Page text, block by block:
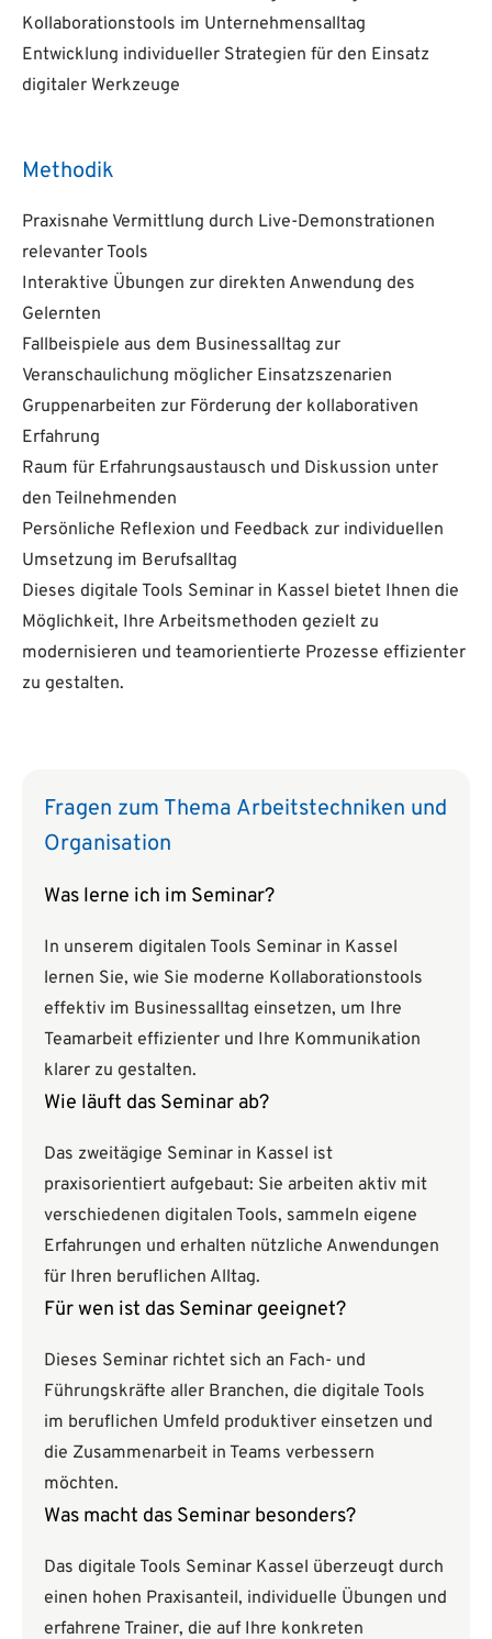
Kollaborationstools im Unternehmensalltag
Entwicklung individueller Strategien für den Einsatz
digitaler Werkzeuge
Methodik
Praxisnahe Vermittlung durch Live-Demonstrationen
relevanter Tools
Interaktive Übungen zur direkten Anwendung des
Gelernten
Fallbeispiele aus dem Businessalltag zur
Veranschaulichung möglicher Einsatzszenarien
Gruppenarbeiten zur Förderung der kollaborativen
Erfahrung
Raum für Erfahrungsaustausch und Diskussion unter
den Teilnehmenden
Persönliche Reflexion und Feedback zur individuellen
Umsetzung im Berufsalltag
Dieses digitale Tools Seminar in Kassel bietet Ihnen die
Möglichkeit, Ihre Arbeitsmethoden gezielt zu
modernisieren und teamorientierte Prozesse effizienter
zu gestalten.
Fragen zum Thema Arbeitstechniken und
Organisation
Was lerne ich im Seminar?
In unserem digitalen Tools Seminar in Kassel
lernen Sie, wie Sie moderne Kollaborationstools
effektiv im Businessalltag einsetzen, um Ihre
Teamarbeit effizienter und Ihre Kommunikation
klarer zu gestalten.
Wie läuft das Seminar ab?
Das zweitägige Seminar in Kassel ist
praxisorientiert aufgebaut: Sie arbeiten aktiv mit
verschiedenen digitalen Tools, sammeln eigene
Erfahrungen und erhalten nützliche Anwendungen
für Ihren beruflichen Alltag.
Für wen ist das Seminar geeignet?
Dieses Seminar richtet sich an Fach- und
Führungskräfte aller Branchen, die digitale Tools
im beruflichen Umfeld produktiver einsetzen und
die Zusammenarbeit in Teams verbessern
möchten.
Was macht das Seminar besonders?
Das digitale Tools Seminar Kassel überzeugt durch
einen hohen Praxisanteil, individuelle Übungen und
erfahrene Trainer, die auf Ihre konkreten